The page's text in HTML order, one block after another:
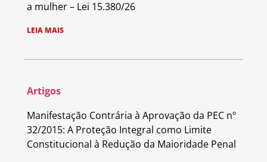
a mulher – Lei 15.380/26
LEIA MAIS
Artigos
Manifestação Contrária à Aprovação da PEC nº
32/2015: A Proteção Integral como Limite
Constitucional à Redução da Maioridade Penal